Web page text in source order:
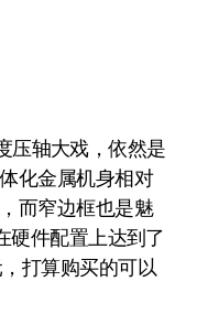
轴大戏，依然是
化金属机身相对
而窄边框也是魅
硬件配置上达到了
打算购买的可以